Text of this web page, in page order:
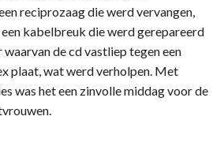
reciprozaag die werd vervangen,
kabelbreuk die werd gerepareerd
de cd vastliep tegen een
plaat, wat werd verholpen. Met
was het een zinvolle middag voor de